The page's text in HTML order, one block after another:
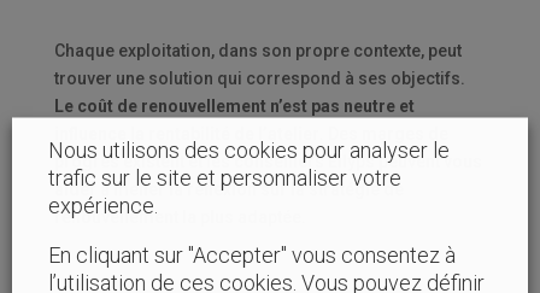
Chaque exploitation, dans son propre contexte, peut
trouver une solution qui correspond à ses objectifs.
Le coût de renouvellement n’est pas neutre et
progrès existent et les conseillers Eilyps peuvent vous
aider à mener la réflexion sur la stratégie de
renouvellement la plus adaptée.
Nous utilisons des cookies pour analyser le
trafic sur le site et personnaliser votre
expérience.
En cliquant sur "Accepter" vous consentez à
l’utilisation de ces cookies. Vous pouvez définir